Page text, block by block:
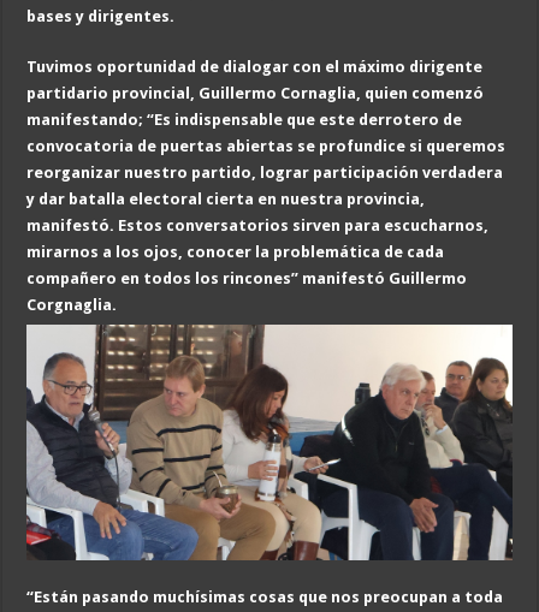
bases y dirigentes.
Tuvimos oportunidad de dialogar con el máximo dirigente
partidario provincial, Guillermo Cornaglia, quien comenzó
manifestando; “Es indispensable que este derrotero de
convocatoria de puertas abiertas se profundice si queremos
reorganizar nuestro partido, lograr participación verdadera
y dar batalla electoral cierta en nuestra provincia
manifestó. Estos conversatorios sirven para escucharnos,
mirarnos a los ojos, conocer la problemática de cada
compañero en todos los rincones” manifestó Guillermo
Corgnaglia.
“Están pasando muchísimas cosas que nos preocupan a toda